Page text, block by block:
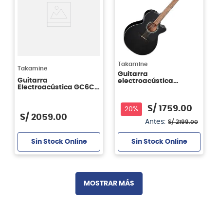
Takamine
Guitarra
Electroacústica GC6CE
S/ 2059.00
Sin Stock Online
Takamine
Guitarra
electroacústica
20% S/ 1759.00
Antes: S/ 2199.00
Sin Stock Online
MOSTRAR MÁS